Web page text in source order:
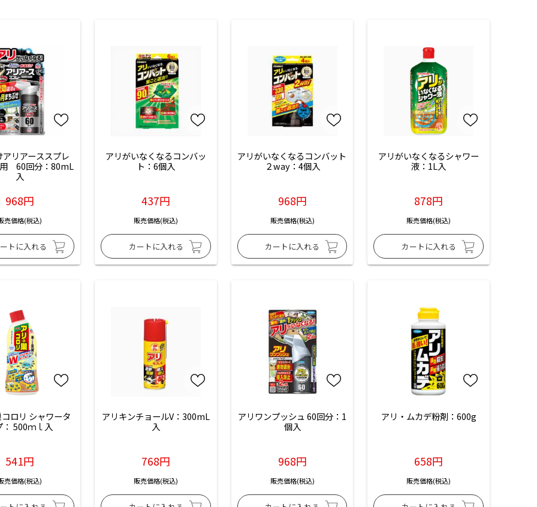
リアーススプレ
　60回分：80mL
入
968円
売価格(税込)
アリがいなくなるコンバッ
ト：6個入
437円
販売価格(税込)
アリがいなくなるコンバット
２way：4個入
968円
販売価格(税込)
アリがいなくなるシャワー
液：1L入
878円
販売価格(税込)
ロリ シャワータ
： 500ｍｌ入
541円
売価格(税込)
アリキンチョールV：300mL
入
768円
販売価格(税込)
アリワンプッシュ 60回分：1
個入
968円
販売価格(税込)
アリ・ムカデ粉剤：600g
658円
販売価格(税込)